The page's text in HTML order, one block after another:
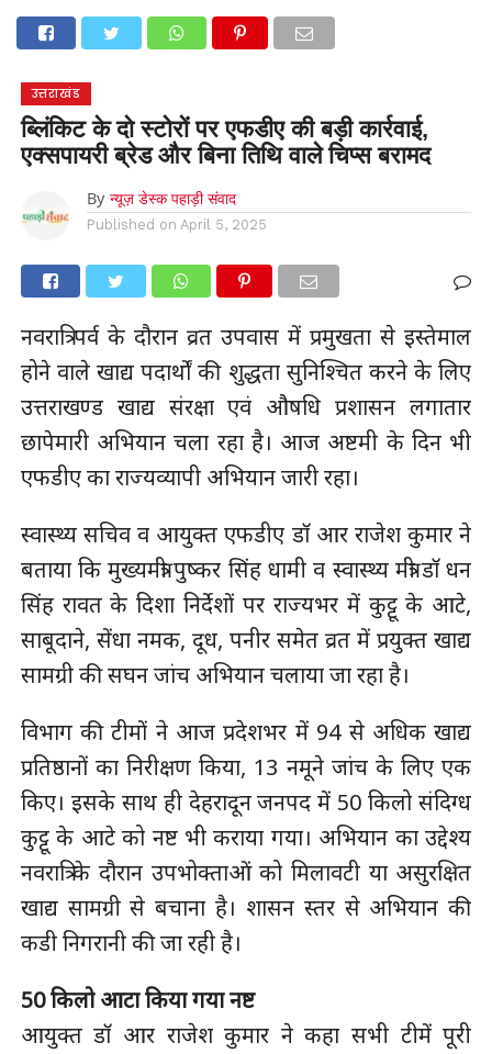
देहरादूननैनीताल
मनोरंजन
उत्तराखंड
ब्लिंकिट के दो स्टोरों पर एफडीए की बड़ी कार्रवाई,
एक्सपायरी ब्रेड और बिना तिथि वाले चिप्स बरामद
By न्यूज़ डेस्क पहाड़ी संवाद
Published on April 5, 2025
नवरात्रि पर्व के दौरान व्रत उपवास में प्रमुखता से इस्तेमाल
होने वाले खाद्य पदार्थों की शुद्धता सुनिश्चित करने के लिए
उत्तराखण्ड खाद्य संरक्षा एवं औषधि प्रशासन लगातार
छापेमारी अभियान चला रहा है। आज अष्टमी के दिन भी
एफडीए का राज्यव्यापी अभियान जारी रहा।
स्वास्थ्य सचिव व आयुक्त एफडीए डाॅ आर राजेश कुमार ने
बताया कि मुख्यमंत्री पुष्कर सिंह धामी व स्वास्थ्य मंत्री डाॅ धन
सिंह रावत के दिशा निर्देशों पर राज्यभर में कुट्टू के आटे,
साबूदाने, सेंधा नमक, दूध, पनीर समेत व्रत में प्रयुक्त खाद्य
सामग्री की सघन जांच अभियान चलाया जा रहा है।
विभाग की टीमों ने आज प्रदेशभर में 94 से अधिक खाद्य
प्रतिष्ठानों का निरीक्षण किया, 13 नमूने जांच के लिए एकत्र
किए। इसके साथ ही देहरादून जनपद में 50 किलो संदिग्ध
कुट्टू के आटे को नष्ट भी कराया गया। अभियान का उद्देश्य
नवरात्रि के दौरान उपभोक्ताओं को मिलावटी या असुरक्षित
खाद्य सामग्री से बचाना है। शासन स्तर से अभियान की
कडी निगरानी की जा रही है।
50 किलो आटा किया गया नष्ट
आयुक्त डाॅ आर राजेश कुमार ने कहा सभी टीमें पूरी